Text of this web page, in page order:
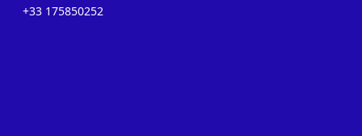
+33 175850252